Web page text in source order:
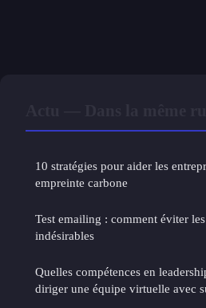
10 stratégies pour aider les
empreinte carbone
Test emailing : comment éviter
indésirables
Quelles compétences en
diriger une équipe virtuelle avec